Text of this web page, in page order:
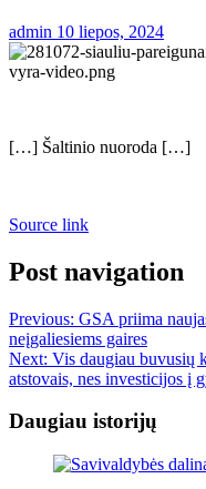
admin 10 liepos, 2024
[…] Šaltinio nuoroda […]
Source link
Post navigation
Previous: GSA priima
neįgaliesiems gaires
Next: Vis daugiau buvusių
atstovais, nes investicijos į
Daugiau istorijų